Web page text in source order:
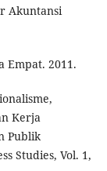
Akuntansi
Empat. 2011.
Kerja
Publik
Studies, Vol. 1,